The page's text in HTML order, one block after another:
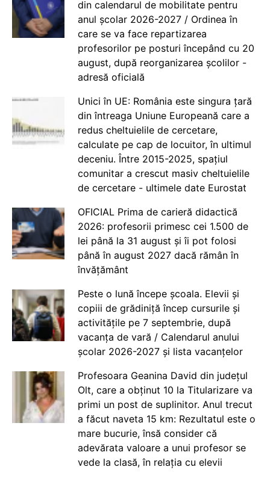
din calendarul de mobilitate pentru
anul școlar 2026-2027 / Ordinea în
care se va face repartizarea
profesorilor pe posturi începând cu 20
august, după reorganizarea școlilor -
adresă oficială
Unici în UE: România este singura țară
din întreaga Uniune Europeană care a
redus cheltuielile de cercetare,
calculate pe cap de locuitor, în ultimul
deceniu. Între 2015-2025, spațiul
comunitar a crescut masiv cheltuielile
de cercetare - ultimele date Eurostat
OFICIAL Prima de carieră didactică
2026: profesorii primesc cei 1.500 de
lei până la 31 august și îi pot folosi
până în august 2027 dacă rămân în
învățământ
Peste o lună începe școala. Elevii și
copiii de grădiniță încep cursurile și
activitățile pe 7 septembrie, după
vacanța de vară / Calendarul anului
școlar 2026-2027 și lista vacanțelor
Profesoara Geanina David din județul
Olt, care a obținut 10 la Titularizare va
primi un post de suplinitor. Anul trecut
a făcut naveta 15 km: Rezultatul este o
mare bucurie, însă consider că
adevărata valoare a unui profesor se
vede la clasă, în relația cu elevii